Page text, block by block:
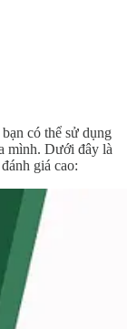
có thể sử dụng
mình. Dưới đây là
giá cao: